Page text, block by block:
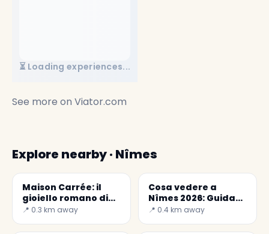
⏳ Loading experiences...
See more on Viator.com
Explore nearby · Nîmes
Maison Carrée: il
gioiello romano di
Nîmes
📍 0.3 km away
Cosa vedere a
Nîmes 2026: Guida
Imperdibile ai
📍 0.4 km away